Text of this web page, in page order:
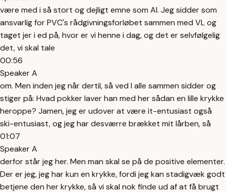
være med i så stort og dejligt emne som AI. Jeg sidder som
ansvarlig for PVC's rådgivningsforløbet sammen med VL og
taget jer i ed på, hvor er vi henne i dag, og det er selvfølgelig
det, vi skal tale
00:56
Speaker A
om. Men inden jeg når dertil, så ved I alle sammen sidder og
stiger på: Hvad pokker laver han med her sådan en lille krykke
heroppe? Jamen, jeg er udover at være it-entusiast også
ski-entusiast, og jeg har desværre brækket mit lårben, så
01:07
Speaker A
derfor står jeg her. Men man skal se på de positive elementer.
Der er jeg, jeg har kun en krykke, fordi jeg kan stadigvæk godt
betjene den her krykke, så vi skal nok finde ud af at få brugt